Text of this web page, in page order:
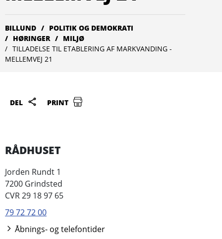
BILLUND
POLITIK OG DEMOKRATI
HØRINGER
MILJØ
TILLADELSE TIL ETABLERING AF MARKVANDING -
MELLEMVEJ 21
DEL PRINT
RÅDHUSET
Jorden Rundt 1
7200 Grindsted
CVR 29 18 97 65
79 72 72 00
Åbnings- og telefontider